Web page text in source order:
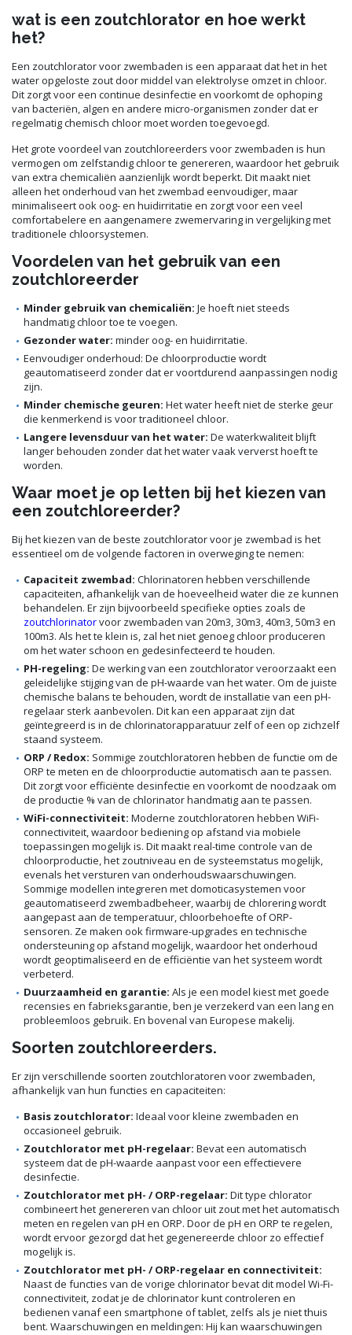
wat is een zoutchlorator en hoe werkt
het?
Een zoutchlorator voor zwembaden is een apparaat dat het in het
water opgeloste zout door middel van elektrolyse omzet in chloor.
Dit zorgt voor een continue desinfectie en voorkomt de ophoping
van bacteriën, algen en andere micro-organismen zonder dat er
regelmatig chemisch chloor moet worden toegevoegd.
Het grote voordeel van zoutchloreerders voor zwembaden is hun
vermogen om zelfstandig chloor te genereren, waardoor het gebruik
van extra chemicaliën aanzienlijk wordt beperkt. Dit maakt niet
alleen het onderhoud van het zwembad eenvoudiger, maar
minimaliseert ook oog- en huidirritatie en zorgt voor een veel
comfortabelere en aangenamere zwemervaring in vergelijking met
traditionele chloorsystemen.
Voordelen van het gebruik van een
zoutchloreerder
Minder gebruik van chemicaliën: Je hoeft niet steeds
handmatig chloor toe te voegen.
Gezonder water: minder oog- en huidirritatie.
Eenvoudiger onderhoud: De chloorproductie wordt
geautomatiseerd zonder dat er voortdurend aanpassingen nodig
zijn.
Minder chemische geuren: Het water heeft niet de sterke geur
die kenmerkend is voor traditioneel chloor.
Langere levensduur van het water: De waterkwaliteit blijft
langer behouden zonder dat het water vaak ververst hoeft te
worden.
Waar moet je op letten bij het kiezen van
een zoutchloreerder?
Bij het kiezen van de beste zoutchlorator voor je zwembad is het
essentieel om de volgende factoren in overweging te nemen:
Capaciteit zwembad: Chlorinatoren hebben verschillende
capaciteiten, afhankelijk van de hoeveelheid water die ze kunnen
behandelen. Er zijn bijvoorbeeld specifieke opties zoals de
zoutchlorinatorvoor zwembaden van 20m3, 30m3, 40m3, 50m3 en
100m3. Als het te klein is, zal het niet genoeg chloor produceren
om het water schoon en gedesinfecteerd te houden.
PH-regeling: De werking van een zoutchlorator veroorzaakt een
geleidelijke stijging van de pH-waarde van het water. Om de juiste
chemische balans te behouden, wordt de installatie van een pH-
regelaar sterk aanbevolen. Dit kan een apparaat zijn dat
geïntegreerd is in de chlorinatorapparatuur zelf of een op zichzelf
staand systeem.
ORP / Redox: Sommige zoutchloratoren hebben de functie om de
ORP te meten en de chloorproductie automatisch aan te passen.
Dit zorgt voor efficiënte desinfectie en voorkomt de noodzaak om
de productie % van de chlorinator handmatig aan te passen.
WiFi-connectiviteit: Moderne zoutchloratoren hebben WiFi-
connectiviteit, waardoor bediening op afstand via mobiele
toepassingen mogelijk is. Dit maakt real-time controle van de
chloorproductie, het zoutniveau en de systeemstatus mogelijk,
evenals het versturen van onderhoudswaarschuwingen.
Sommige modellen integreren met domoticasystemen voor
geautomatiseerd zwembadbeheer, waarbij de chlorering wordt
aangepast aan de temperatuur, chloorbehoefte of ORP-
sensoren. Ze maken ook firmware-upgrades en technische
ondersteuning op afstand mogelijk, waardoor het onderhoud
wordt geoptimaliseerd en de efficiëntie van het systeem wordt
verbeterd.
Duurzaamheid en garantie: Als je een model kiest met goede
recensies en fabrieksgarantie, ben je verzekerd van een lang en
probleemloos gebruik. En bovenal van Europese makelij.
Soorten zoutchloreerders.
Er zijn verschillende soorten zoutchloratoren voor zwembaden,
afhankelijk van hun functies en capaciteiten:
Basis zoutchlorator: Ideaal voor kleine zwembaden en
occasioneel gebruik.
Zoutchlorator met pH-regelaar: Bevat een automatisch
systeem dat de pH-waarde aanpast voor een effectievere
desinfectie.
Zoutchlorator met pH- / ORP-regelaar: Dit type chlorator
combineert het genereren van chloor uit zout met het automatisch
meten en regelen van pH en ORP. Door de pH en ORP te regelen,
wordt ervoor gezorgd dat het gegenereerde chloor zo effectief
mogelijk is.
Zoutchlorator met pH- / ORP-regelaar en connectiviteit:
Naast de functies van de vorige chlorinator bevat dit model Wi-Fi-
connectiviteit, zodat je de chlorinator kunt controleren en
bedienen vanaf een smartphone of tablet, zelfs als je niet thuis
bent. Waarschuwingen en meldingen: Hij kan waarschuwingen